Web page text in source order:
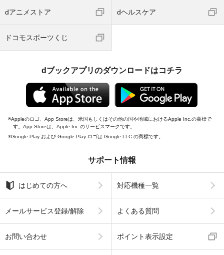
dアニメストア dヘルスケア
ドコモスポーツくじ
dブックアプリのダウンロードはコチラ
Appleのロゴ、App Storeは、米国もしくはその他の国や地域におけるApple Inc.の商標で
す。App Storeは、Apple Inc.のサービスマークです。
Google Play および Google Play ロゴは Google LLC の商標です。
サポート情報
はじめての方へ 対応機種一覧
メールサービス登録/解除 よくある質問
お問い合わせ ポイント表示設定